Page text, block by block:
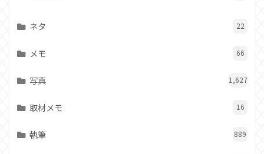
ネタ 22
メモ 66
写真 1,627
取材メモ 16
執筆 889